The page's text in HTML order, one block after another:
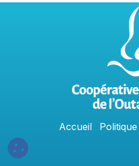
Accue​il Politique​​